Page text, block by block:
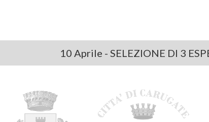
10 Aprile - SELEZIONE DI 3